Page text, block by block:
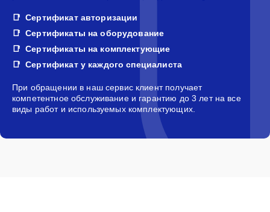
Сертификат авторизации
Сертификаты на оборудование
Сертификаты на комплектующие
Сертификат у каждого специалиста
При обращении в наш сервис клиент получает
компетентное обслуживание и гарантию до 3 лет на все
виды работ и используемых комплектующих.